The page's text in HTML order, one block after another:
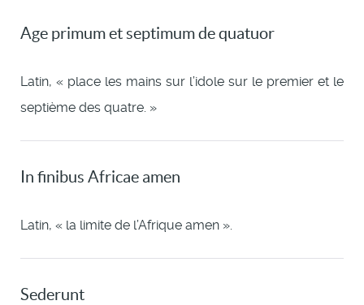
Age primum et septimum de quatuor
Latin, « place les mains sur l’idole sur le premier et le
septième des quatre. »
In finibus Africae amen
Latin, « la limite de l’Afrique amen ».
Sederunt